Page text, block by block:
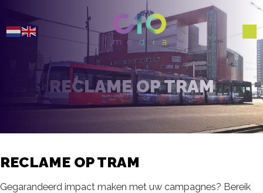
RECLAME OP TRAM
RECLAME OP TRAM
Gegarandeerd impact maken met uw campagnes? Bereik